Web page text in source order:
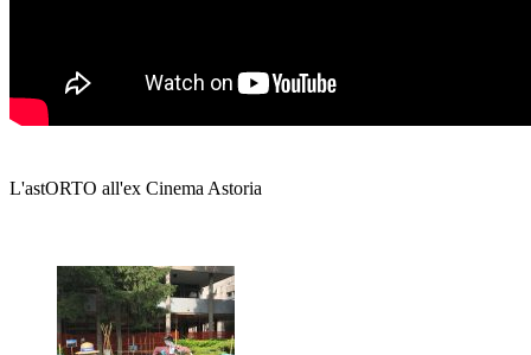
L'astORTO all'ex Cinema Astoria